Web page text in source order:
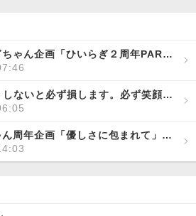
6/25(金)ひいらぎちゃん企画「ひいらぎ２周年PARTY！～記念品プレゼント企画ありますョ♡～」
男性ならチャットしないと必ず損します。必ず笑顔になれます！素敵な女性＝「みい」ちゃん！【ggmin Nextdoor vol.16】
3/11(月)阿鈴ちゃん周年企画「優しさに包まれて」１周年を迎えます